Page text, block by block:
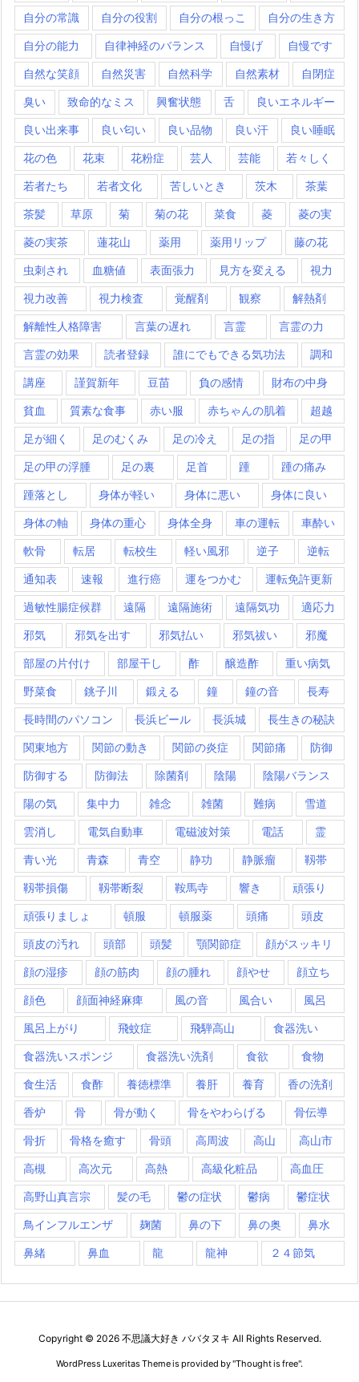
自分の常識 自分の役割 自分の根っこ 自分の生き方
自分の能力 自律神経のバランス 自慢げ 自慢です
自然な笑顔 自然災害 自然科学 自然素材 自閉症
臭い 致命的なミス 興奮状態 舌 良いエネルギー
良い出来事 良い匂い 良い品物 良い汗 良い睡眠
花の色 花束 花粉症 芸人 芸能 若々しく
若者たち 若者文化 苦しいとき 茨木 茶葉
茶髪 草原 菊 菊の花 菜食 菱 菱の実
菱の実茶 蓮花山 薬用 薬用リップ 藤の花
虫刺され 血糖値 表面張力 見方を変える 視力
視力改善 視力検査 覚醒剤 観察 解熱剤
解離性人格障害 言葉の遅れ 言霊 言霊の力
言霊の効果 読者登録 誰にでもできる気功法 調和
講座 謹賀新年 豆苗 負の感情 財布の中身
貧血 質素な食事 赤い服 赤ちゃんの肌着 超越
足が細く 足のむくみ 足の冷え 足の指 足の甲
足の甲の浮腫 足の裏 足首 踵 踵の痛み
踵落とし 身体が軽い 身体に悪い 身体に良い
身体の軸 身体の重心 身体全身 車の運転 車酔い
軟骨 転居 転校生 軽い風邪 逆子 逆転
通知表 速報 進行癌 運をつかむ 運転免許更新
過敏性腸症候群 遠隔 遠隔施術 遠隔気功 適応力
邪気 邪気を出す 邪気払い 邪気祓い 邪魔
部屋の片付け 部屋干し 酢 醸造酢 重い病気
野菜食 銚子川 鍛える 鐘 鐘の音 長寿
長時間のパソコン 長浜ビール 長浜城 長生きの秘訣
関東地方 関節の動き 関節の炎症 関節痛 防御
防御する 防御法 除菌剤 陰陽 陰陽バランス
陽の気 集中力 雑念 雑菌 難病 雪道
雲消し 電気自動車 電磁波対策 電話 霊
青い光 青森 青空 静功 静脈瘤 靱帯
靱帯損傷 靱帯断裂 鞍馬寺 響き 頑張り
頑張りましょ 頓服 頓服薬 頭痛 頭皮
頭皮の汚れ 頭部 頭髪 顎関節症 顔がスッキリ
顔の湿疹 顔の筋肉 顔の腫れ 顔やせ 顔立ち
顔色 顔面神経麻痺 風の音 風合い 風呂
風呂上がり 飛蚊症 飛騨高山 食器洗い
食器洗いスポンジ 食器洗い洗剤 食欲 食物
食生活 食酢 養徳標準 養肝 養育 香の洗剤
香炉 骨 骨が動く 骨をやわらげる 骨伝導
骨折 骨格を癒す 骨頭 高周波 高山 高山市
高槻 高次元 高熱 高級化粧品 高血圧
高野山真言宗 髪の毛 鬱の症状 鬱病 鬱症状
鳥インフルエンザ 麹菌 鼻の下 鼻の奥 鼻水
鼻緒 鼻血 龍 龍神 ２４節気
Copyright © 2026 不思議大好き ババタヌキ All Rights Reserved.
WordPress Luxeritas Theme is provided by "Thought is free".